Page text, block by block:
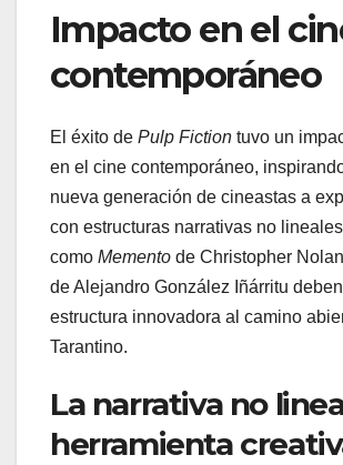
Impacto en el
contemporáneo
El éxito de Pulp Fiction tuvo un
en el cine contemporáneo,
nueva generación de cineastas a
con estructuras narrativas no
como Memento de Christopher
de Alejandro González Iñárritu
estructura innovadora al camino
Tarantino.
La narrativa no
herramienta